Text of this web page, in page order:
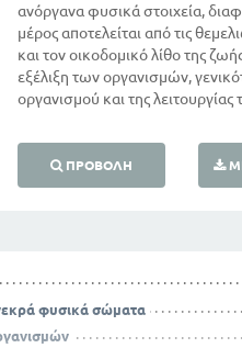
ανόργανα φυσικά στοιχεία,
μέρος αποτελείται από τις
και τον οικοδομικό λίθο της
εξέλιξη των οργανισμών,
οργανισμού και της λειτουργίας
ΠΡΟΒΟΛΉ
φυσικά σώματα